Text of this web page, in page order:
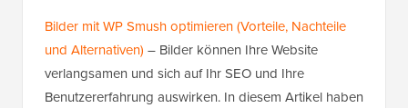
Bilder mit WP Smush optimieren (Vorteile, Nachteile
und Alternativen) – Bilder können Ihre Website
verlangsamen und sich auf Ihr SEO und Ihre
Benutzererfahrung auswirken. In diesem Artikel haben